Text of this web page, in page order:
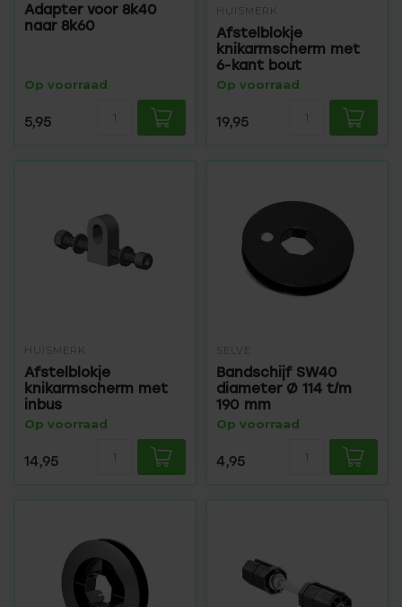
Adapter voor 8k40
naar 8k60
Op voorraad
5,95
HUISMERK
Afstelblokje
knikarmscherm met
6-kant bout
Op voorraad
19,95
HUISMERK
Afstelblokje
knikarmscherm met
inbus
Op voorraad
14,95
SELVE
Bandschijf SW40
diameter Ø 114 t/m
190 mm
Op voorraad
4,95